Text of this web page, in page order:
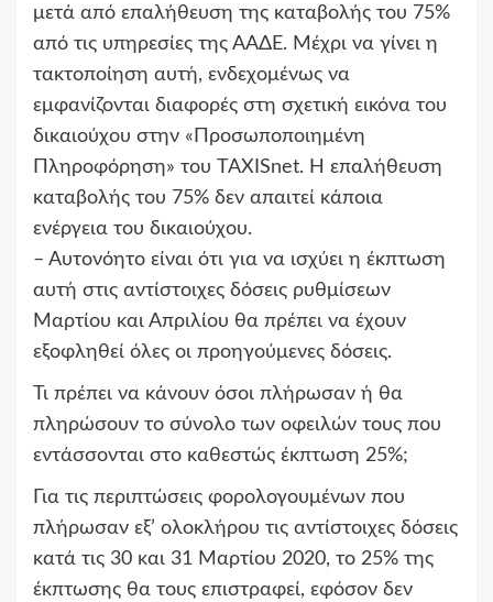
μετά από επαλήθευση της καταβολής του 75%
από τις υπηρεσίες της ΑΑΔΕ. Μέχρι να γίνει η
τακτοποίηση αυτή, ενδεχομένως να
εμφανίζονται διαφορές στη σχετική εικόνα του
δικαιούχου στην «Προσωποποιημένη
Πληροφόρηση» του TAXISnet. Η επαλήθευση
καταβολής του 75% δεν απαιτεί κάποια
ενέργεια του δικαιούχου.
– Αυτονόητο είναι ότι για να ισχύει η έκπτωση
αυτή στις αντίστοιχες δόσεις ρυθμίσεων
Μαρτίου και Απριλίου θα πρέπει να έχουν
εξοφληθεί όλες οι προηγούμενες δόσεις.
Τι πρέπει να κάνουν όσοι πλήρωσαν ή θα
πληρώσουν το σύνολο των οφειλών τους που
εντάσσονται στο καθεστώς έκπτωση 25%;
Για τις περιπτώσεις φορολογουμένων που
πλήρωσαν εξ’ ολοκλήρου τις αντίστοιχες δόσεις
κατά τις 30 και 31 Μαρτίου 2020, το 25% της
έκπτωσης θα τους επιστραφεί, εφόσον δεν